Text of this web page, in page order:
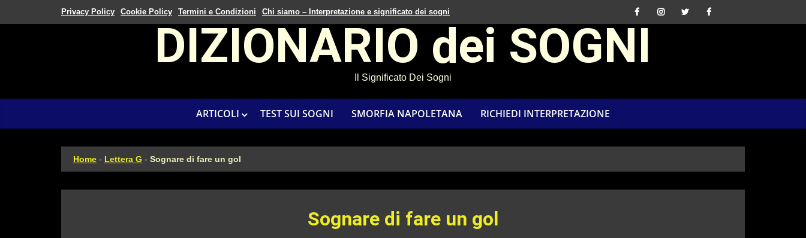
Privacy Policy Cookie Policy Termini e Condizioni Chi siamo – Interpretazione e significato dei sogni
DIZIONARIO dei SOGNI
Il Significato Dei Sogni
ARTICOLI TEST SUI SOGNI SMORFIA NAPOLETANA RICHIEDI INTERPRETAZIONE
Home - Lettera G - Sognare di fare un gol
Sognare di fare un gol